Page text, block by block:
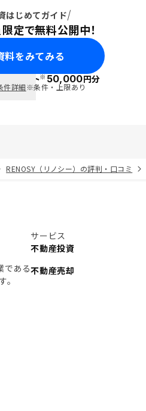
はじめてガイド
定で無料公開中！
料をみてみる
ポイント※50,000円分
件詳細※条件・上限あり
RENOSY（リノシー）の評判・口コミ
である
サービス
不動産投資
不動産売却